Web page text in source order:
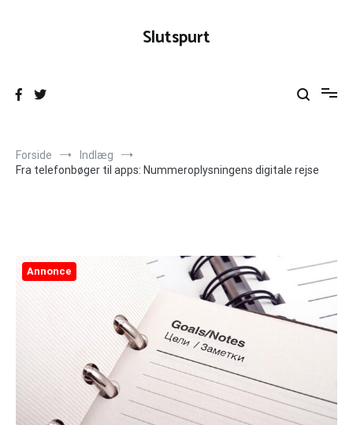
Slutspurt
Forside
Indlæg
Fra telefonbøger til apps: Nummeroplysningens digitale rejse
Annonce